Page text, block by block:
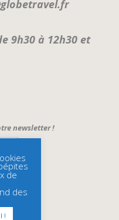
9h30 à 12h30 et
newsletter !
de
des
!